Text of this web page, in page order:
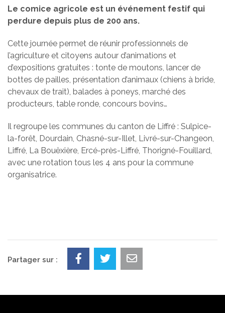
Le comice agricole est un événement festif qui
perdure depuis plus de 200 ans.
Cette journée permet de réunir professionnels de
l’agriculture et citoyens autour d’animations et
d’expositions gratuites : tonte de moutons, lancer de
bottes de pailles, présentation d’animaux (chiens à bride,
chevaux de trait), balades à poneys, marché des
producteurs, table ronde, concours bovins…
Il regroupe les communes du canton de Liffré : Sulpice-
la-forêt, Dourdain, Chasné-sur-Illet, Livré-sur-Changeon,
Liffré, La Bouëxière, Ercé-près-Liffré, Thorigné-Fouillard,
avec une rotation tous les 4 ans pour la commune
organisatrice.
Partager sur :